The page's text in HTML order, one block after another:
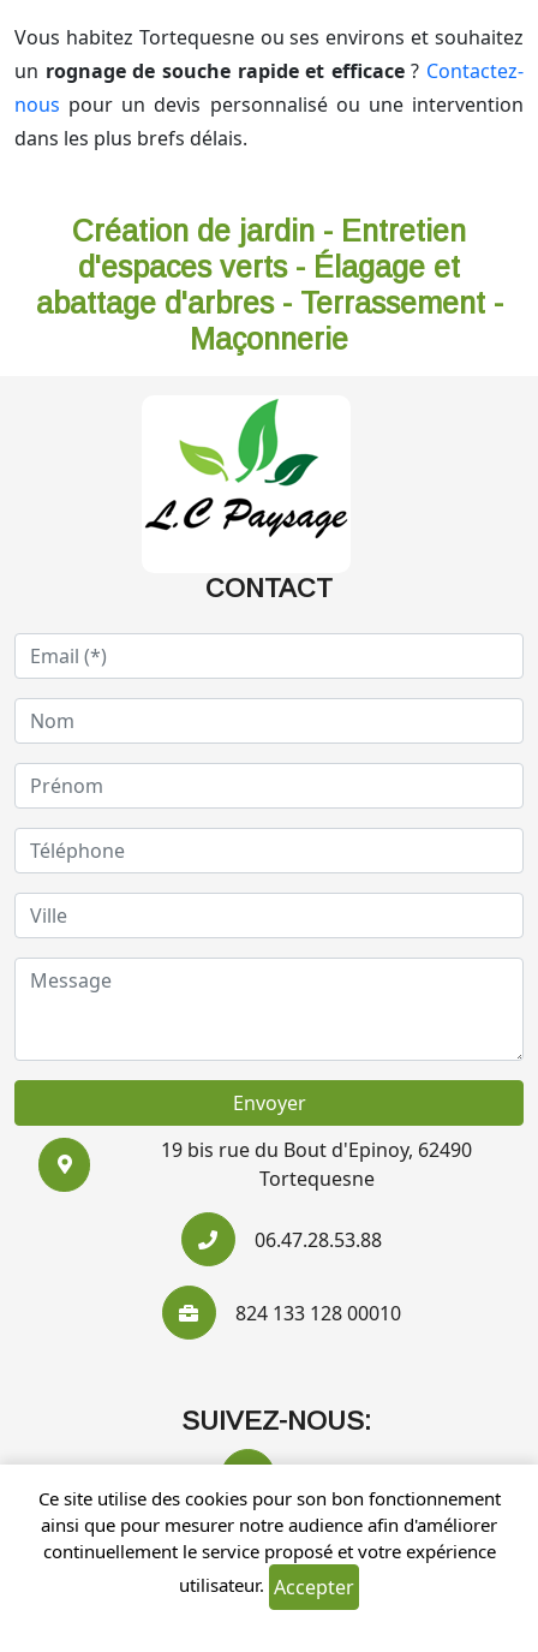
Vous habitez Tortequesne ou ses environs et souhaitez
un rognage de souche rapide et efficace? Contactez-
nous pour un devis personnalisé ou une intervention
dans les plus brefs délais.
Création de jardin - Entretien
d'espaces verts - Élagage et
abattage d'arbres - Terrassement -
Maçonnerie
CONTACT
Envoyer
19 bis rue du Bout d'Epinoy, 62490
Tortequesne
06.47.28.53.88
824 133 128 00010
SUIVEZ-NOUS:
Recherches fréquentes
Ce site utilise des cookies pour son bon fonctionnement
ainsi que pour mesurer notre audience afin d'améliorer
continuellement le service proposé et votre expérience
utilisateur. Accepter